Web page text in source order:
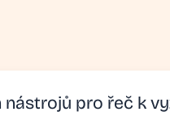
pro řeč k